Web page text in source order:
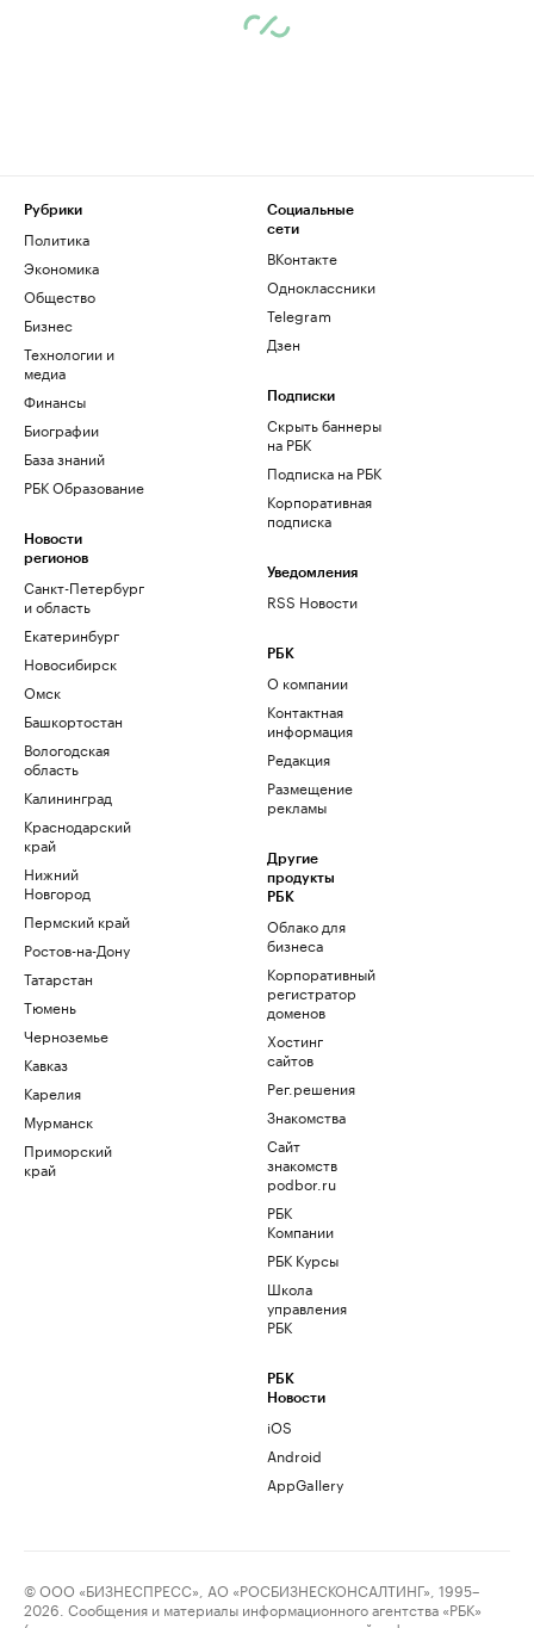
Рубрики
Политика
Экономика
Общество
Бизнес
Технологии и
медиа
Финансы
Биографии
База знаний
РБК Образование
Новости
регионов
Санкт-Петербург
и область
Екатеринбург
Новосибирск
Омск
Башкортостан
Вологодская
область
Калининград
Краснодарский
край
Нижний
Новгород
Пермский край
Ростов-на-Дону
Татарстан
Тюмень
Черноземье
Кавказ
Карелия
Мурманск
Приморский
край
Социальные
сети
ВКонтакте
Одноклассники
Telegram
Дзен
Подписки
Скрыть баннеры
на РБК
Подписка на РБК
Корпоративная
подписка
Уведомления
RSS Новости
РБК
О компании
Контактная
информация
Редакция
Размещение
рекламы
Другие
продукты
РБК
Облако для
бизнеса
Корпоративный
регистратор
доменов
Хостинг
сайтов
Рег.решения
Знакомства
Сайт
знакомств
podbor.ru
РБК
Компании
РБК Курсы
Школа
управления
РБК
РБК
Новости
iOS
Android
AppGallery
© ООО «БИЗНЕСПРЕСС», АО «РОСБИЗНЕСКОНСАЛТИНГ», 1995–
2026. Сообщения и материалы информационного агентства «РБК»